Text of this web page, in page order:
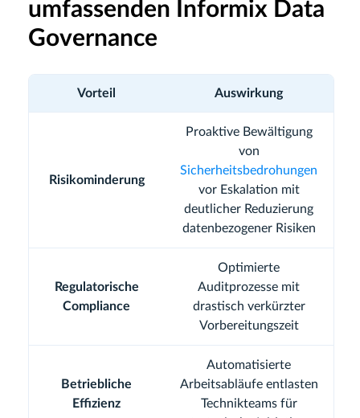
umfassenden Informix Data
Governance
Vorteil Auswirkung
Risikominderung
Proaktive Bewältigung
von
Sicherheitsbedrohungen
vor Eskalation mit
deutlicher Reduzierung
datenbezogener Risiken
Regulatorische
Compliance
Optimierte
Auditprozesse mit
drastisch verkürzter
Vorbereitungszeit
Betriebliche
Effizienz
Automatisierte
Arbeitsabläufe entlasten
Technikteams für